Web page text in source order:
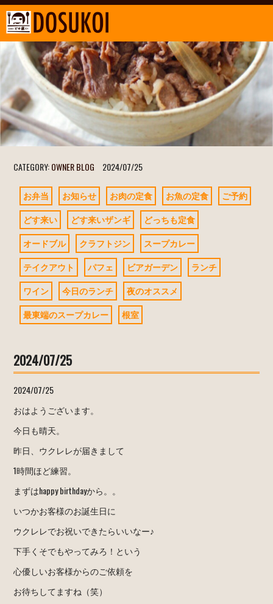
CATEGORY:OWNER BLOG 2024/07/25
お弁当 お知らせ お肉の定食 お魚の定食
ご予約
どす来い
どす来いザンギ
どっちも定食
オードブル
クラフトジン
スープカレー
テイクアウト
パフェ ビアガーデン
ランチ
ワイン
今日のランチ
夜のオススメ
最東端のスープカレー
根室
2024/07/25
2024/07/25
おはようございます。
今日も晴天。
昨日、ウクレレが届きまして
1時間ほど練習。
まずはhappy birthdayから。。
いつかお客様のお誕生日に
ウクレレでお祝いできたらいいなー♪
下手くそでもやってみろ！という
心優しいお客様からのご依頼を
お待ちしてますね（笑）